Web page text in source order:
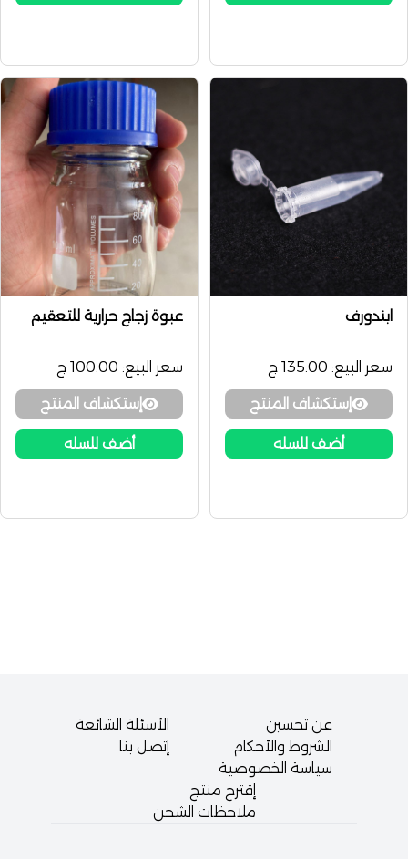
ابندورف
سعر البيع: 135.00 ج
إستكشاف المنتج
أضف للسله
عبوة زجاج حرارية للتعقيم
سعر البيع: 100.00 ج
إستكشاف المنتج
أضف للسله
عن تحسين
الشروط والأحكام
سياسة الخصوصية
الأسئلة الشائعة
إتصل بنا
إقترح منتج
ملاحظات الشحن